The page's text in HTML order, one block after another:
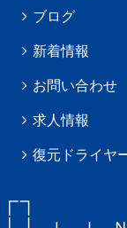
ブログ
新着情報
お問い合わせ
求人情報
復元ドライヤ